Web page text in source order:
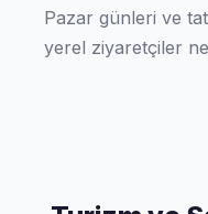
Pazar günleri ve
yerel ziyaretçiler